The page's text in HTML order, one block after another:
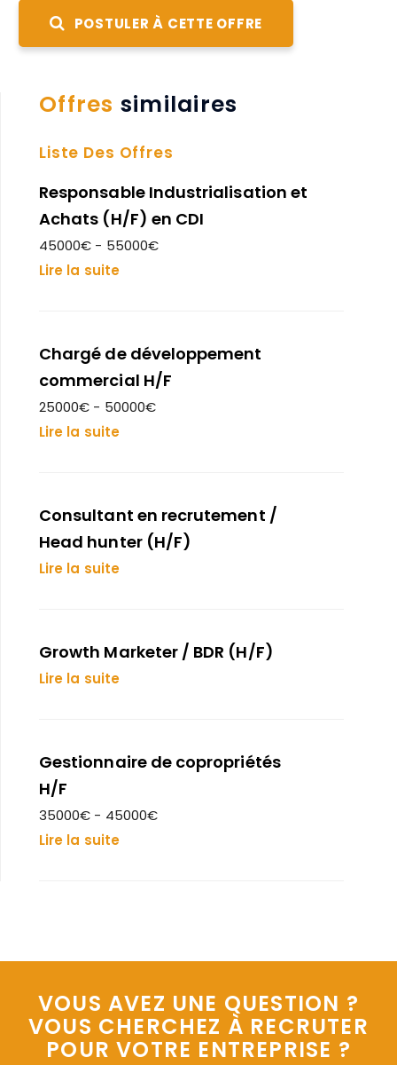
POSTULER À CETTE OFFRE
Offres similaires
Liste Des Offres
Responsable Industrialisation et
Achats (H/F) en CDI
45000€ - 55000€
Lire la suite
Chargé de développement
commercial H/F
25000€ - 50000€
Lire la suite
Consultant en recrutement /
Head hunter (H/F)
Lire la suite
Growth Marketer / BDR (H/F)
Lire la suite
Gestionnaire de copropriétés
H/F
35000€ - 45000€
Lire la suite
VOUS AVEZ UNE QUESTION ?
VOUS CHERCHEZ À RECRUTER
POUR VOTRE ENTREPRISE ?